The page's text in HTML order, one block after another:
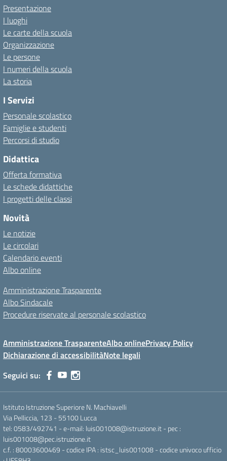
Presentazione
I luoghi
Le carte della scuola
Organizzazione
Le persone
I numeri della scuola
La storia
I Servizi
Personale scolastico
Famiglie e studenti
Percorsi di studio
Didattica
Offerta formativa
Le schede didattiche
I progetti delle classi
Novità
Le notizie
Le circolari
Calendario eventi
Albo online
Amministrazione Trasparente
Albo Sindacale
Procedure riservate al personale scolastico
Amministrazione TrasparenteAlbo onlinePrivacy Policy
Dichiarazione di accessibilitàNote legali
Seguici su:
Istituto Istruzione Superiore N. Machiavelli
Via Pelliccia, 123 - 55100 Lucca
tel: 0583/492741 - e-mail: luis001008@istruzione.it - pec :
luis001008@pec.istruzione.it
c.f. : 80003600469 - codice IPA : istsc_luis001008 - codice univoco ufficio